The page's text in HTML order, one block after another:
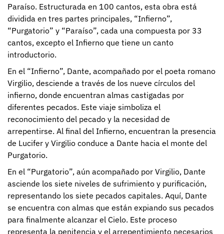
Paraíso. Estructurada en 100 cantos, esta obra está
dividida en tres partes principales, “Infierno”,
“Purgatorio” y “Paraíso”, cada una compuesta por 33
cantos, excepto el Infierno que tiene un canto
introductorio.
En el “Infierno”, Dante, acompañado por el poeta romano
Virgilio, desciende a través de los nueve círculos del
infierno, donde encuentran almas castigadas por
diferentes pecados. Este viaje simboliza el
reconocimiento del pecado y la necesidad de
arrepentirse. Al final del Infierno, encuentran la presencia
de Lucifer y Virgilio conduce a Dante hacia el monte del
Purgatorio.
En el “Purgatorio”, aún acompañado por Virgilio, Dante
asciende los siete niveles de sufrimiento y purificación,
representando los siete pecados capitales. Aquí, Dante
se encuentra con almas que están expiando sus pecados
para finalmente alcanzar el Cielo. Este proceso
representa la penitencia y el arrepentimiento necesarios